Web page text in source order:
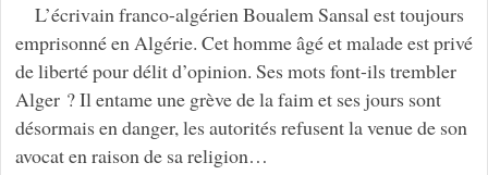
L’écrivain franco-algérien Boualem Sansal est toujours
emprisonné en Algérie. Cet homme âgé et malade est privé
de liberté pour délit d’opinion. Ses mots font-ils trembler
Alger ? Il entame une grève de la faim et ses jours sont
désormais en danger, les autorités refusent la venue de son
avocat en raison de sa religion…